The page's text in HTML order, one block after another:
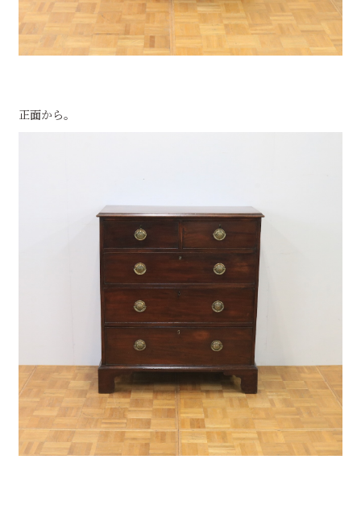
正面から。